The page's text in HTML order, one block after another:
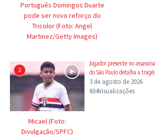
Português Domingos Duarte
pode ser novo reforço do
Tricolor (Foto: Angel
Martinez/Getty Images)
2
Micael (Foto:
Divulgação/SPFC)
Jogador presente no
do São Paulo detalha a
3 de agosto de 2026
604Visualizações